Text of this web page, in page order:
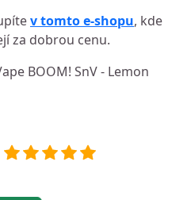
v tomto e-shopu, kde
za dobrou cenu.
BOOM! SnV - Lemon